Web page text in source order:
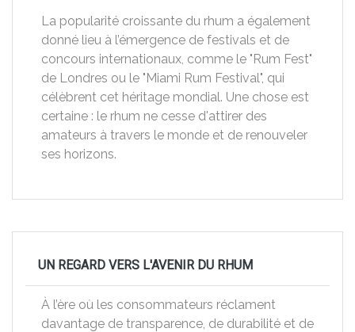
La popularité croissante du rhum a également
donné lieu à l’émergence de festivals et de
concours internationaux, comme le "Rum Fest"
de Londres ou le "Miami Rum Festival", qui
célèbrent cet héritage mondial. Une chose est
certaine : le rhum ne cesse d'attirer des
amateurs à travers le monde et de renouveler
ses horizons.
UN REGARD VERS L'AVENIR DU RHUM
À l’ère où les consommateurs réclament
davantage de transparence, de durabilité et de